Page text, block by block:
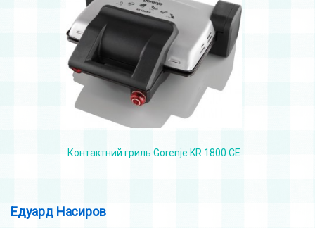
Контактний гриль Gorenje KR 1800 CE
Едуард Насиров